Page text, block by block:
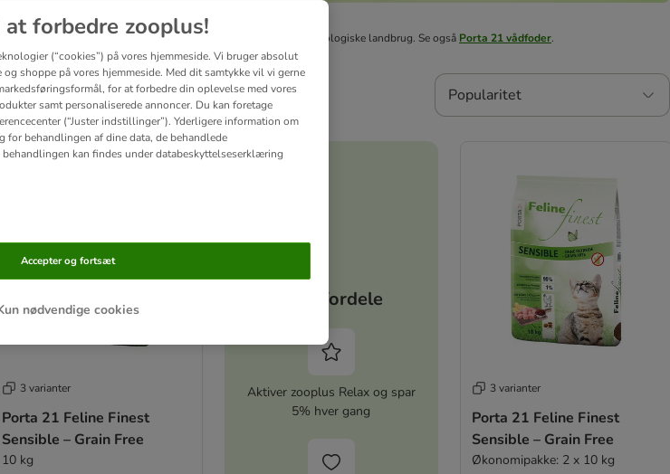
kvalitet. Størstedelen af de naturlige ingredienser stammer fra økologiske landbrug. Se også Porta 21 vådfoder.
Popularitet
3 varianter
Porta 21 Feline Finest
Sensible – Grain Free
10 kg
Dine fordele
Aktiver zooplus Relax og spar
5% hver gang
3 varianter
Porta 21 Feline Finest
Sensible – Grain Free
Økonomipakke: 2 x 10 kg
forbedre zooplus!
(“cookies”) på vores hjemmeside. Vi bruger absolut
shoppe på vores hjemmeside. Med dit samtykke vil vi gerne
for at forbedre din oplevelse med vores
samt personaliserede annoncer. Du kan foretage
(“Juster indstillinger”). Yderligere information om
for behandlingen af ​​dine data, de behandlede
kan findes under databeskyttelseserklæring
nødvendige cookies
Accepter og fortsæt